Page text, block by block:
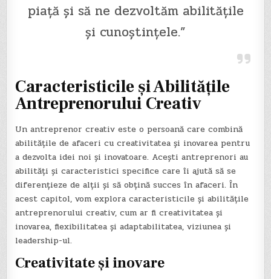
piață și să ne dezvoltăm abilitățile
și cunoștințele.”
Caracteristicile și Abilitățile
Antreprenorului Creativ
Un antreprenor creativ este o persoană care combină
abilitățile de afaceri cu creativitatea și inovarea pentru
a dezvolta idei noi și inovatoare. Acești antreprenori au
abilități și caracteristici specifice care îi ajută să se
diferențieze de alții și să obțină succes în afaceri. În
acest capitol, vom explora caracteristicile și abilitățile
antreprenorului creativ, cum ar fi creativitatea și
inovarea, flexibilitatea și adaptabilitatea, viziunea și
leadership-ul.
Creativitate și inovare